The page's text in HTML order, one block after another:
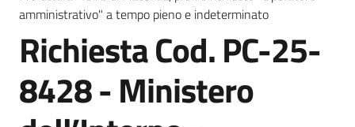
Novità
Servizi
amministrativo" a tempo pieno e indeterminato
Richiesta Cod. PC-25-
8428 - Ministero